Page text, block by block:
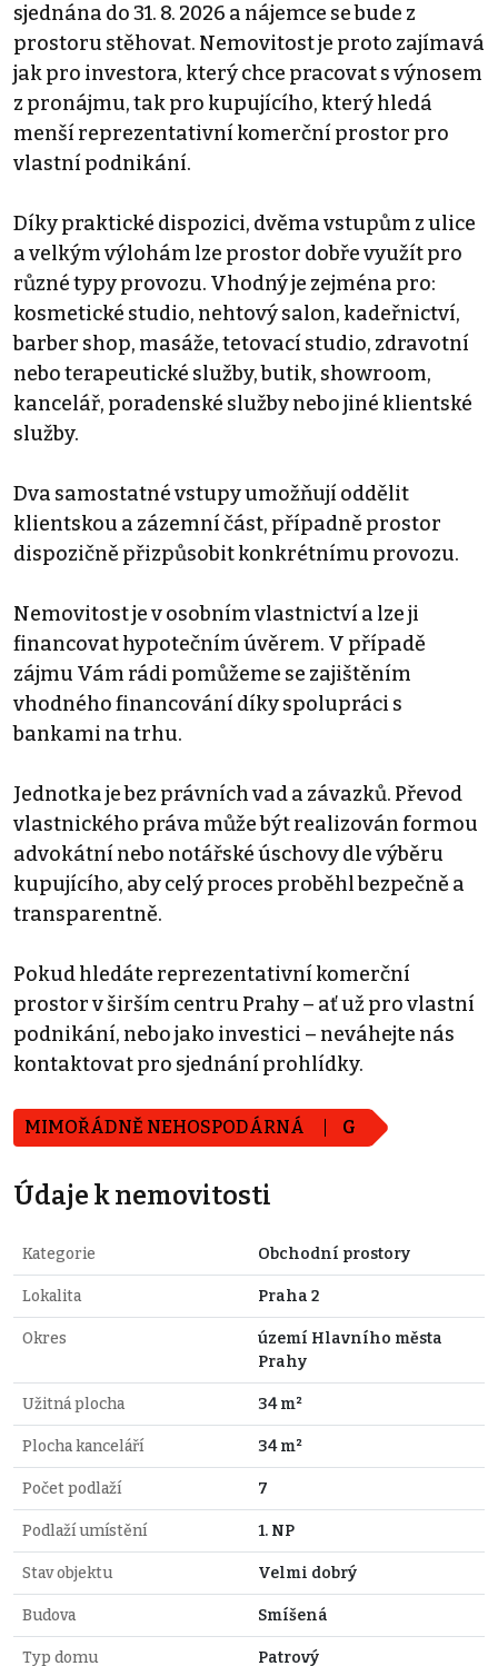
sjednána do 31. 8. 2026 a nájemce se bude z
prostoru stěhovat. Nemovitost je proto zajímavá
jak pro investora, který chce pracovat s výnosem
z pronájmu, tak pro kupujícího, který hledá
menší reprezentativní komerční prostor pro
vlastní podnikání.
Díky praktické dispozici, dvěma vstupům z ulice
a velkým výlohám lze prostor dobře využít pro
různé typy provozu. Vhodný je zejména pro:
kosmetické studio, nehtový salon, kadeřnictví,
barber shop, masáže, tetovací studio, zdravotní
nebo terapeutické služby, butik, showroom,
kancelář, poradenské služby nebo jiné klientské
služby.
Dva samostatné vstupy umožňují oddělit
klientskou a zázemní část, případně prostor
dispozičně přizpůsobit konkrétnímu provozu.
Nemovitost je v osobním vlastnictví a lze ji
financovat hypotečním úvěrem. V případě
zájmu Vám rádi pomůžeme se zajištěním
vhodného financování díky spolupráci s
bankami na trhu.
Jednotka je bez právních vad a závazků. Převod
vlastnického práva může být realizován formou
advokátní nebo notářské úschovy dle výběru
kupujícího, aby celý proces proběhl bezpečně a
transparentně.
Pokud hledáte reprezentativní komerční
prostor v širším centru Prahy – ať už pro vlastní
podnikání, nebo jako investici – neváhejte nás
kontaktovat pro sjednání prohlídky.
MIMOŘÁDNĚ NEHOSPODÁRNÁ G
Údaje k nemovitosti
Kategorie Obchodní prostory
Lokalita Praha 2
Okres
území Hlavního města
Prahy
Užitná plocha 34 m²
Plocha kanceláří 34 m²
Počet podlaží 7
Podlaží umístění 1. NP
Stav objektu Velmi dobrý
Budova Smíšená
Typ domu Patrový